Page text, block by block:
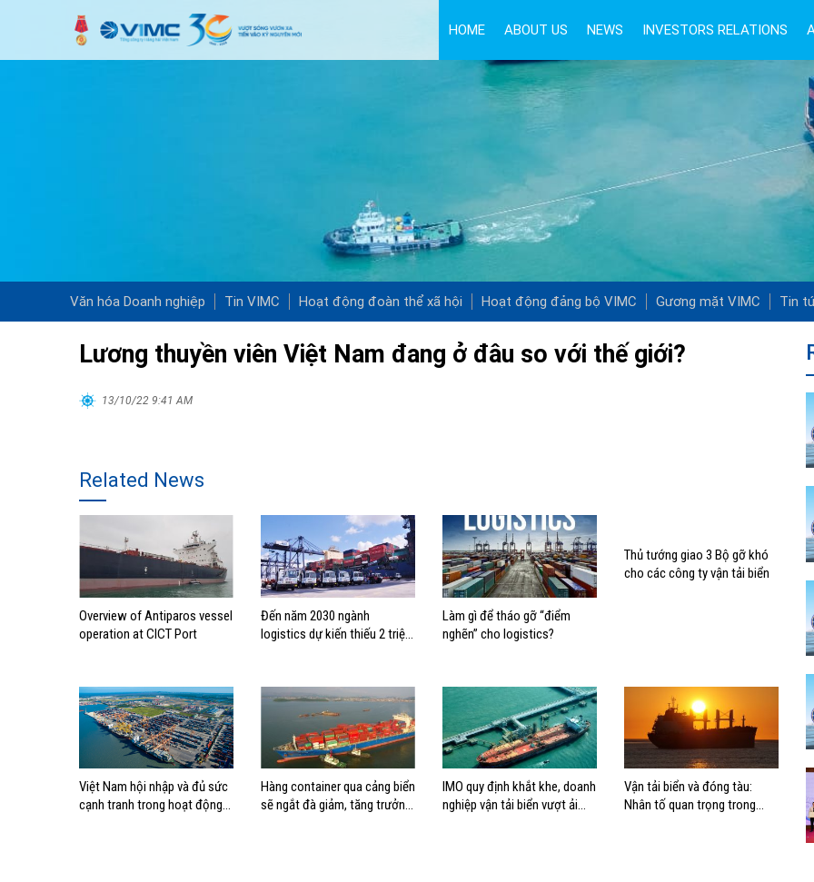
HOME ABOUT US NEWS INVESTORS RELATIONS
Văn hóa Doanh nghiệp Tin VIMC Hoạt động đoàn thể xã hội Hoạt động đảng bộ VIMC Gương mặt VIMC Tin
Lương thuyền viên Việt Nam đang ở đâu so với thế giới?
13/10/22 9:41 AM
Related News
Overview of Antiparos vessel
operation at CICT Port
Đến năm 2030 ngành
logistics dự kiến thiếu 2 triệu
Làm gì để tháo gỡ “điểm
nghẽn” cho logistics?
Thủ tướng giao 3 Bộ gỡ khó
cho các công ty vận tải biển
Việt Nam hội nhập và đủ sức
cạnh tranh trong hoạt động
Hàng container qua cảng biển
sẽ ngắt đà giảm, tăng trưởng
IMO quy định khắt khe, doanh
nghiệp vận tải biển vượt ải
Vận tải biển và đóng tàu:
Nhân tố quan trọng trong